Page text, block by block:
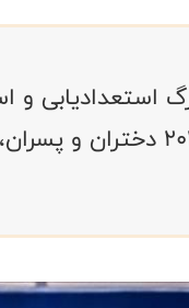
استعدادیابی و
تیم‌های ملی ۲۰۲۶